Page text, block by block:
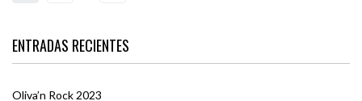
ENTRADAS RECIENTES
Oliva’n Rock 2023